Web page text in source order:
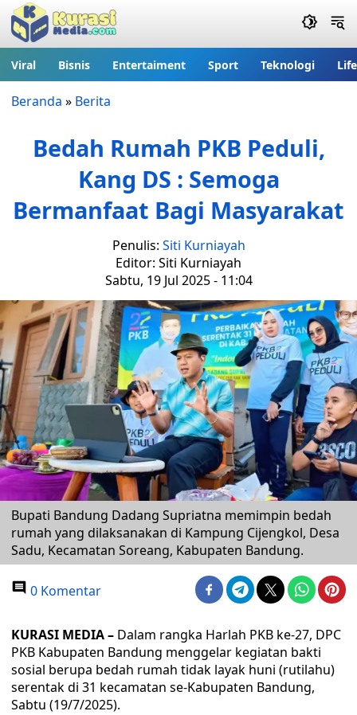
Viral Bisnis Entertaiment Sport Teknologi
Beranda » Berita
Bedah Rumah PKB Peduli,
Kang DS : Semoga
Bermanfaat Bagi Masyarakat
Penulis: Siti Kurniayah
Editor: Siti Kurniayah
Sabtu, 19 Jul 2025 - 11:04
Bupati Bandung Dadang Supriatna memimpin bedah
rumah yang dilaksanakan di Kampung Cijengkol, Desa
Sadu, Kecamatan Soreang, Kabupaten Bandung.
0 Komentar
KURASI MEDIA – Dalam rangka Harlah PKB ke-27, DPC
PKB Kabupaten Bandung menggelar kegiatan bakti
sosial berupa bedah rumah tidak layak huni (rutilahu)
serentak di 31 kecamatan se-Kabupaten Bandung,
Sabtu (19/7/2025).